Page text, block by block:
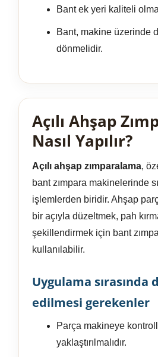
Bant ek yeri kaliteli
Bant, makine üzerinde
dönmelidir.
Açılı Ahşap
Nasıl Yapılır?
Açılı ahşap zımparalama,
bant zımpara makinelerinde
işlemlerden biridir. Ahşap
bir açıyla düzeltmek, pah
şekillendirmek için bant
kullanılabilir.
Uygulama sırasında
edilmesi gerekenler
Parça makineye
yaklaştırılmalıdır.